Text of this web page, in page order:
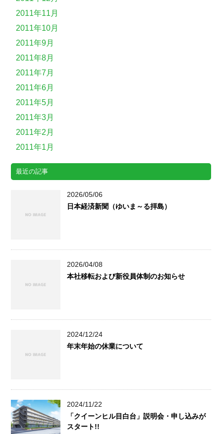
2011年11月
2011年10月
2011年9月
2011年8月
2011年7月
2011年6月
2011年5月
2011年3月
2011年2月
2011年1月
最近の記事
2026/05/06
日本経済新聞（ゆいま～る拝島）
2026/04/08
本社移転および新役員体制のお知らせ
2024/12/24
年末年始の休業について
2024/11/22
「クイーンヒル目白台」説明会・申し込みが
スタート!!